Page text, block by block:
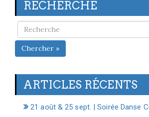
RECHERCHE
Chercher »
ARTICLES RÉCENTS
21 août & 25 sept. | Soirée Danse